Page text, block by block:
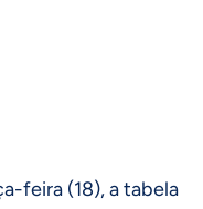
feira (18), a tabela